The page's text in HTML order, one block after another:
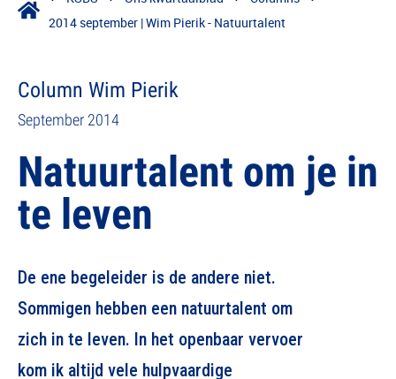
2014 september | Wim Pierik - Natuurtalent
Column Wim Pierik
September 2014
Natuurtalent om je in
te leven
De ene begeleider is de andere niet.
Sommigen hebben een natuurtalent om
zich in te leven. In het openbaar vervoer
kom ik altijd vele hulpvaardige